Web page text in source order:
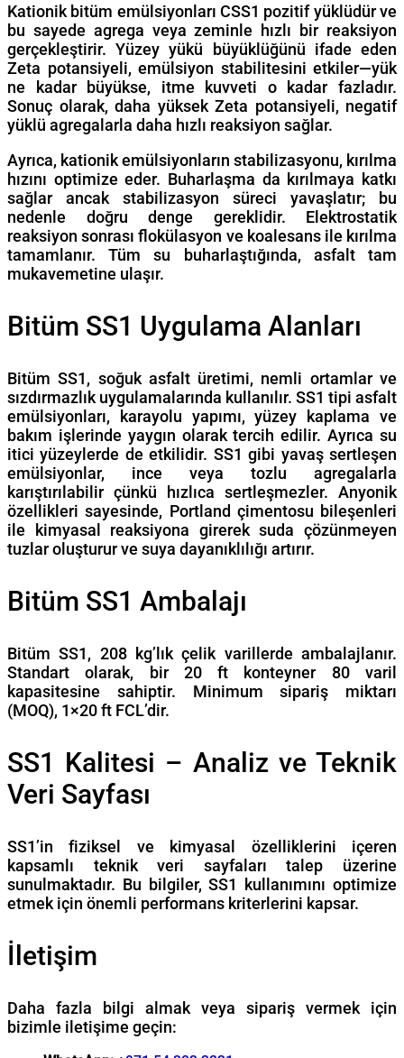
Kationik bitüm emülsiyonları CSS1 pozitif yüklüdür ve
bu sayede agrega veya zeminle hızlı bir reaksiyon
gerçekleştirir. Yüzey yükü büyüklüğünü ifade eden
Zeta potansiyeli, emülsiyon stabilitesini etkiler—yük
ne kadar büyükse, itme kuvveti o kadar fazladır.
Sonuç olarak, daha yüksek Zeta potansiyeli, negatif
yüklü agregalarla daha hızlı reaksiyon sağlar.
Ayrıca, kationik emülsiyonların stabilizasyonu, kırılma
hızını optimize eder. Buharlaşma da kırılmaya katkı
sağlar ancak stabilizasyon süreci yavaşlatır; bu
nedenle doğru denge gereklidir. Elektrostatik
reaksiyon sonrası flokülasyon ve koalesans ile kırılma
tamamlanır. Tüm su buharlaştığında, asfalt tam
mukavemetine ulaşır.
Bitüm SS1 Uygulama Alanları
Bitüm SS1, soğuk asfalt üretimi, nemli ortamlar ve
sızdırmazlık uygulamalarında kullanılır. SS1 tipi asfalt
emülsiyonları, karayolu yapımı, yüzey kaplama ve
bakım işlerinde yaygın olarak tercih edilir. Ayrıca su
itici yüzeylerde de etkilidir. SS1 gibi yavaş sertleşen
emülsiyonlar, ince veya tozlu agregalarla
karıştırılabilir çünkü hızlıca sertleşmezler. Anyonik
özellikleri sayesinde, Portland çimentosu bileşenleri
ile kimyasal reaksiyona girerek suda çözünmeyen
tuzlar oluşturur ve suya dayanıklılığı artırır.
Bitüm SS1 Ambalajı
Bitüm SS1, 208 kg’lık çelik varillerde ambalajlanır.
Standart olarak, bir 20 ft konteyner 80 varil
kapasitesine sahiptir. Minimum sipariş miktarı
(MOQ), 1×20 ft FCL’dir.
SS1 Kalitesi – Analiz ve Teknik
Veri Sayfası
SS1’in fiziksel ve kimyasal özelliklerini içeren
kapsamlı teknik veri sayfaları talep üzerine
sunulmaktadır. Bu bilgiler, SS1 kullanımını optimize
etmek için önemli performans kriterlerini kapsar.
İletişim
Daha fazla bilgi almak veya sipariş vermek için
bizimle iletişime geçin: